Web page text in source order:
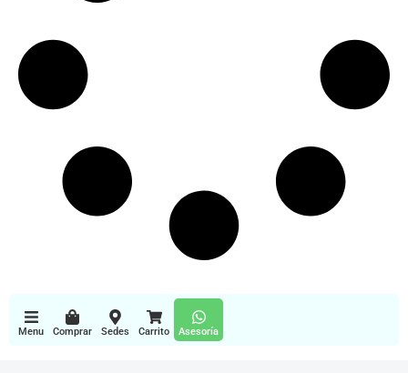
Menu Comprar Sedes Carrito Asesoría